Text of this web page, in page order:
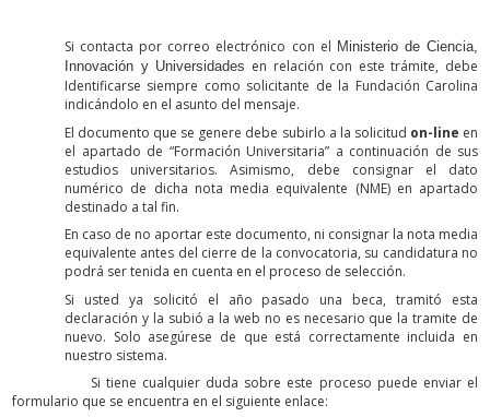
Si contacta por correo electrónico con el Ministerio de Ciencia,
Innovación y Universidades en relación con este trámite, debe
Identificarse siempre como solicitante de la Fundación Carolina
indicándolo en el asunto del mensaje.
El documento que se genere debe subirlo a la solicitud on-line en
el apartado de “Formación Universitaria” a continuación de sus
estudios universitarios. Asimismo, debe consignar el dato
numérico de dicha nota media equivalente (NME) en apartado
destinado a tal fin.
En caso de no aportar este documento, ni consignar la nota media
equivalente antes del cierre de la convocatoria, su candidatura no
podrá ser tenida en cuenta en el proceso de selección.
Si usted ya solicitó el año pasado una beca, tramitó esta
declaración y la subió a la web no es necesario que la tramite de
nuevo. Solo asegúrese de que está correctamente incluida en
nuestro sistema.
Si tiene cualquier duda sobre este proceso puede enviar el
formulario que se encuentra en el siguiente enlace: